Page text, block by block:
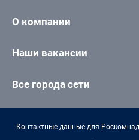
О компании
Наши вакансии
Все города сети
Контактные данные для